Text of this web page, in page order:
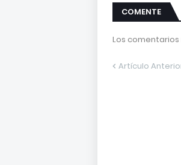
COMENTE
Los
Artículo